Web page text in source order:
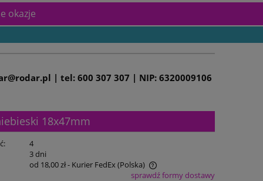
okazje
| tel: 600 307 307 | NIP: 6320009106
18x47mm
4
3 dni
od 18,00 zł- Kurier FedEx (Polska)
sprawdź formy dostawy